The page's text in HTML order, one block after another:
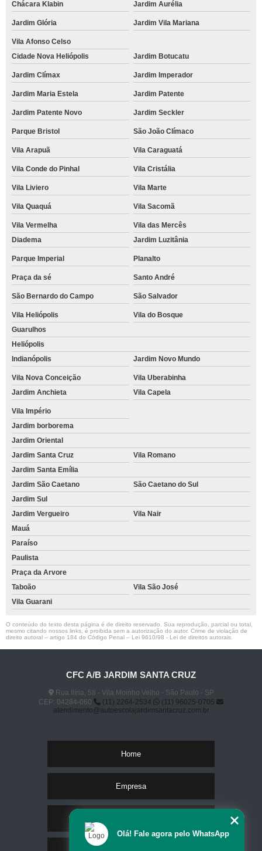
Chácara Klabin
Jardim Aurélia
Jardim Glória Jardim Vila Mariana
Vila Afonso Celso
Cidade Nova Heliópolis
Jardim Botucatu
Jardim Clímax Jardim Imperador
Jardim Maria Estela Jardim Patente
Jardim Patente Novo Jardim Seckler
Parque Bristol São João Clímaco
Vila Arapuã Vila Caraguatá
Vila Conde do Pinhal Vila Cristália
Vila Liviero Vila Marte
Vila Quaquá Vila Sacomã
Vila Vermelha
Vila das Mercês
Diadema
Jardim Luzitânia
Parque Imperial Planalto
Praça da sé Santo André
São Bernardo do Campo São Salvador
Vila Heliópolis
Vila do Bosque
Guarulhos
Heliópolis
Indianópolis
Jardim Novo Mundo
Vila Nova Conceição
Vila Uberabinha
Jardim Anchieta
Vila Capela
Vila Império
Jardim borborema
Jardim Oriental
Jardim Santa Cruz
Vila Romano
Jardim Santa Emília
Jardim São Caetano
São Caetano do Sul
Jardim Sul
Jardim Vergueiro
Vila Nair
Mauá
Paraíso
Paulista
Praça da Arvore
Taboão
Vila São José
Vila Guarani
O conteúdo do texto desta página é de direito reservado. Sua reprodução, parcial ou total,
mesmo citando nossos links, é proibida sem a autorização do autor. Crime de violação de
direito autoral – artigo 184 do Código Penal – Lei 9610/98 - Lei de direitos autorais
CFC A/B JARDIM SANTA CRUZ
Rua Ilíria, 58 - Vila Moinho Velho - São Paulo - SP
CEP: 04284-060
(11) 2264-2534
(11) 96025-0705
atendimento@autoescolajardimsantacruz.com.br
Home
Empresa
Olá! Fale agora pelo WhatsApp